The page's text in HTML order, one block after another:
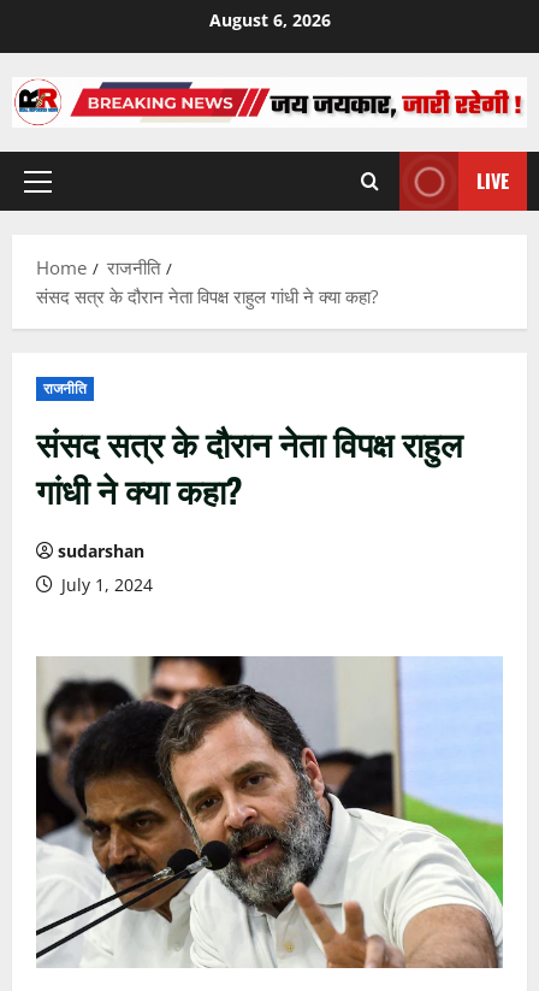
content
August 6, 2026
Primary
LIVE
Home
राजनीति
संसद सत्र के दौरान नेता विपक्ष राहुल गांधी ने क्या कहा?
राजनीति
संसद सत्र के दौरान नेता विपक्ष राहुल
गांधी ने क्या कहा?
sudarshan
July 1, 2024